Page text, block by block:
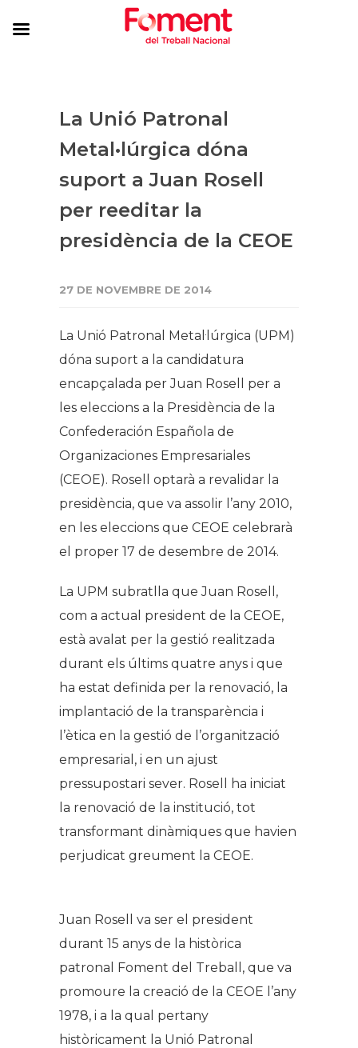
La Unió Patronal
Metal•lúrgica dóna
suport a Juan Rosell
per reeditar la
presidència de la CEOE
27 DE NOVEMBRE DE 2014
La Unió Patronal Metal·lúrgica (UPM)
dóna suport a la candidatura
encapçalada per Juan Rosell per a
les eleccions a la Presidència de la
Confederación Española de
Organizaciones Empresariales
(CEOE). Rosell optarà a revalidar la
presidència, que va assolir l’any 2010,
en les eleccions que CEOE celebrarà
el proper 17 de desembre de 2014.
La UPM subratlla que Juan Rosell,
com a actual president de la CEOE,
està avalat per la gestió realitzada
durant els últims quatre anys i que
ha estat definida per la renovació, la
implantació de la transparència i
l’ètica en la gestió de l’organització
empresarial, i en un ajust
pressupostari sever. Rosell ha iniciat
la renovació de la institució, tot
transformant dinàmiques que havien
perjudicat greument la CEOE.
Juan Rosell va ser el president
durant 15 anys de la històrica
patronal Foment del Treball, que va
promoure la creació de la CEOE l’any
1978, i a la qual pertany
històricament la Unió Patronal